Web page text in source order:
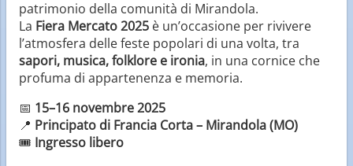
patrimonio della comunità di Mirandola.
La Fiera Mercato 2025 è un’occasione per rivivere
l’atmosfera delle feste popolari di una volta, tra
sapori, musica, folklore e ironia, in una cornice che
profuma di appartenenza e memoria.
📅 15–16 novembre 2025
📍 Principato di Francia Corta – Mirandola (MO)
🎟️ Ingresso libero